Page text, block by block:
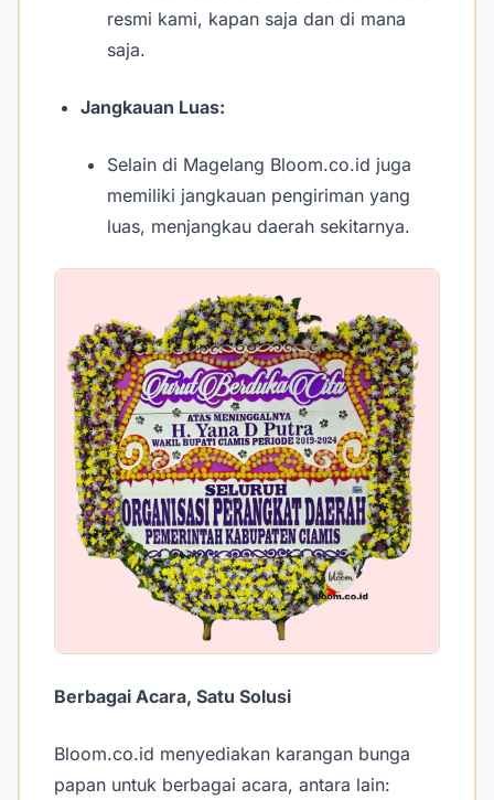
resmi kami, kapan saja dan di mana
saja.
Jangkauan Luas:
Selain di Magelang Bloom.co.id juga
memiliki jangkauan pengiriman yang
luas, menjangkau daerah sekitarnya.
Berbagai Acara, Satu Solusi
Bloom.co.id menyediakan karangan bunga
papan untuk berbagai acara, antara lain: